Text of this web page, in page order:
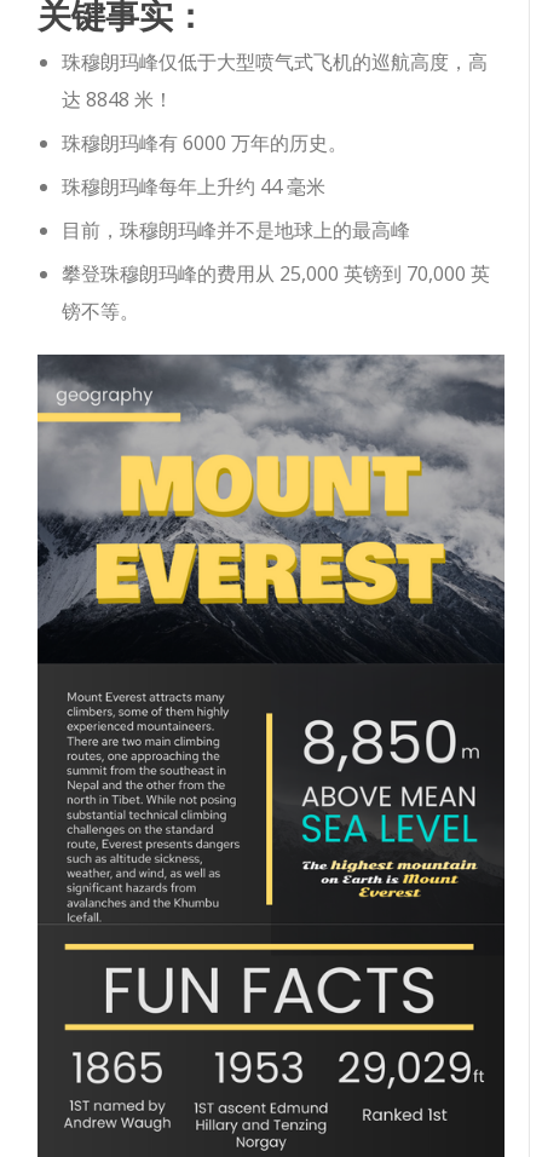
关键事实：
珠穆朗玛峰仅低于大型喷气式飞机的巡航高度，高
达 8848 米！
珠穆朗玛峰有 6000 万年的历史。
珠穆朗玛峰每年上升约 44 毫米
目前，珠穆朗玛峰并不是地球上的最高峰
攀登珠穆朗玛峰的费用从 25,000 英镑到 70,000 英
镑不等。